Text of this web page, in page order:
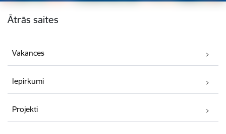
Kājene
Ātrās saites
Vakances
Iepirkumi
Projekti